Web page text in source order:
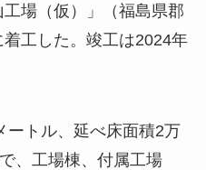
場（仮）」（福島県郡
工した。竣工は2024年
ートル、延べ床面積2万
、工場棟、付属工場